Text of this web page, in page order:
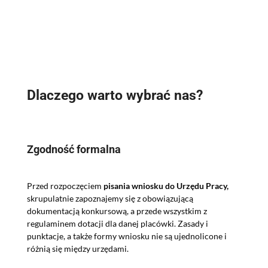
Dlaczego warto wybrać nas?
Zgodność formalna
Przed rozpoczęciem pisania wniosku do Urzędu Pracy,
skrupulatnie zapoznajemy się z obowiązującą
dokumentacją konkursową, a przede wszystkim z
regulaminem dotacji dla danej placówki. Zasady i
punktacje, a także formy wniosku nie są ujednolicone i
różnią się między urzędami.